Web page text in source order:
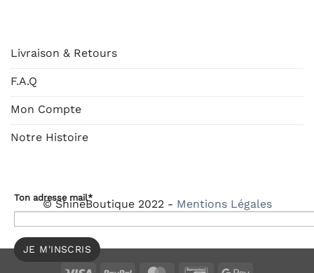
Livraison & Retours
F.A.Q
Mon Compte
Notre Histoire
Ton adresse mail*
© ShineBoutique 2022 - Mentions Légales